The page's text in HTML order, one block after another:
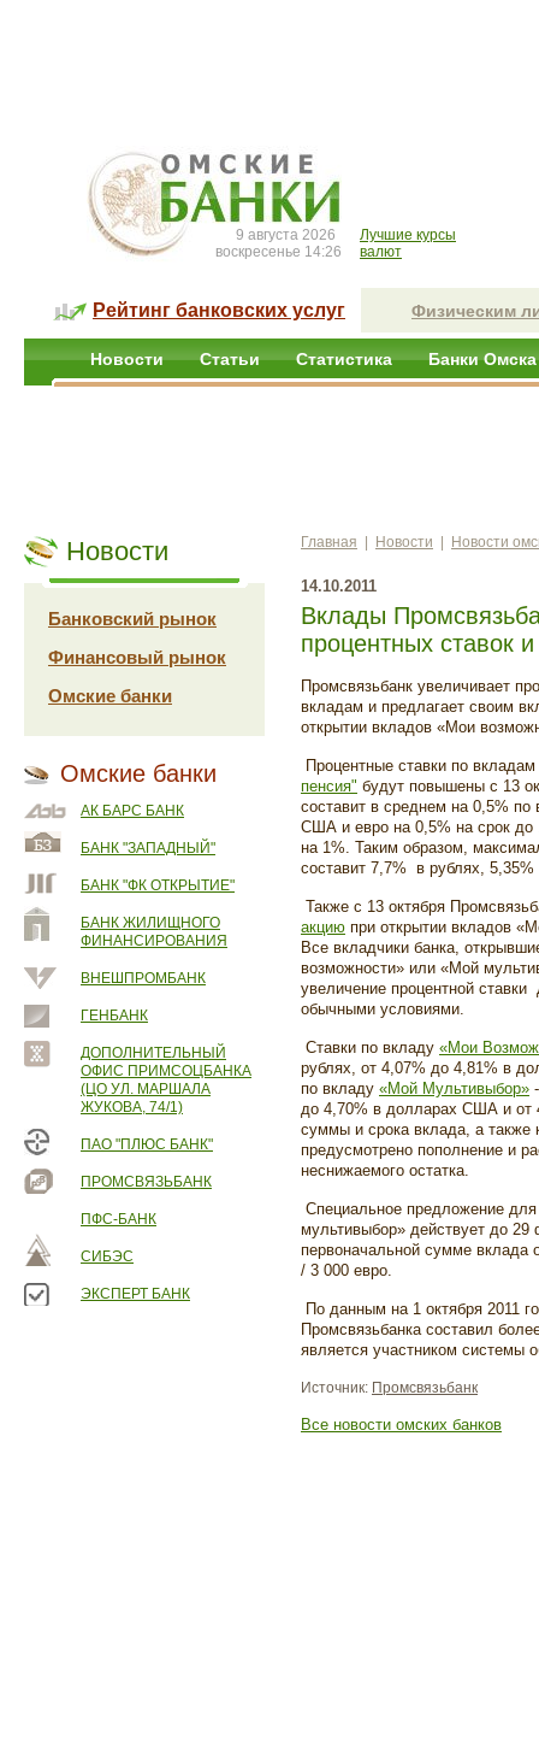
9 августа 2026
воскресенье 14:26
Лучшие курсы
валют
Рейтинг банковских услуг Физическим
Новости Статьи Статистика Банки Омска
Новости
Банковский рынок
Финансовый рынок
Омские банки
Омские банки
АК БАРС БАНК
БАНК "ЗАПАДНЫЙ"
БАНК "ФК ОТКРЫТИЕ"
БАНК ЖИЛИЩНОГО
ФИНАНСИРОВАНИЯ
ВНЕШПРОМБАНК
ГЕНБАНК
ДОПОЛНИТЕЛЬНЫЙ
ОФИС ПРИМСОЦБАНКА
(ЦО УЛ. МАРШАЛА
ЖУКОВА, 74/1)
ПАО "ПЛЮС БАНК"
ПРОМСВЯЗЬБАНК
ПФС-БАНК
СИБЭС
ЭКСПЕРТ БАНК
Главная Новости Новости
14.10.2011
Вклады
процентных ставок
Промсвязьбанк увеличивает
вкладам и предлагает своим
открытии вкладов «Мои
Процентные ставки по вкладам
пенсия" будут повышены с 13
составит в среднем на 0,5%
США и евро на 0,5% на срок до
на 1%. Таким образом,
составит 7,7% в рублях,
Также с 13 октября
акцию при открытии вкладов
Все вкладчики банка,
возможности» или «Мой
увеличение процентной ставки
обычными условиями.
Ставки по вкладу «Мои
рублях, от 4,07% до 4,81% в
по вкладу «Мой Мультивыбор»
до 4,70% в долларах США и от
суммы и срока вклада, а также
предусмотрено пополнение и
неснижаемого остатка.
Специальное предложение
мультивыбор» действует до 29
первоначальной сумме
/ 3 000 евро.
По данным на 1 октября 2011
Промсвязьбанка составил
является участником системы
Источник: Промсвязьбанк
Все новости омских банков